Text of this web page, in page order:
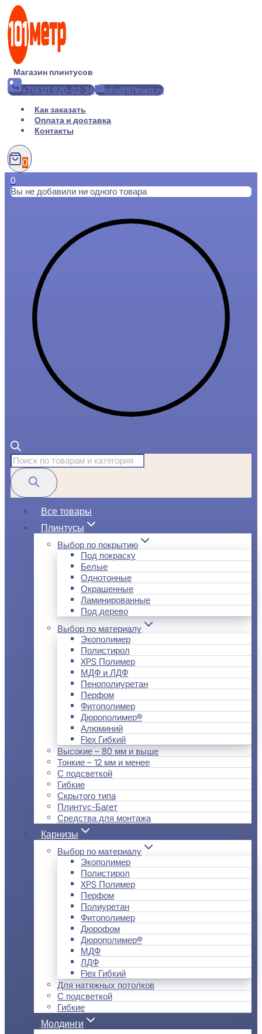
Перейти
содержимому
Магазин плинтусов
+7(812) 920-02-38
info@101metr.ru
Как заказать
Оплата и доставка
Контакты
0
0
Вы не добавили ни одного товара
Поиск
товаров
Все товары
Плинтусы
Выбор по покрытию
Под покраску
Белые
Однотонные
Окрашенные
Ламинированные
Под дерево
Выбор по материалу
Экополимер
Полистирол
XPS Полимер
МДФ и ЛДФ
Пенополиуретан
Перфом
Фитополимер
Дюрополимер®
Алюминий
Flex Гибкий
Высокие – 80 мм и выше
Тонкие – 12 мм и менее
С подсветкой
Гибкие
Скрытого типа
Плинтус-Багет
Средства для монтажа
Карнизы
Выбор по материалу
Экополимер
Полистирол
XPS Полимер
Перфом
Полиуретан
Фитополимер
Дюрофом
Дюрополимер®
МДФ
ЛДФ
Flex Гибкий
Для натяжных потолков
С подсветкой
Гибкие
Молдинги